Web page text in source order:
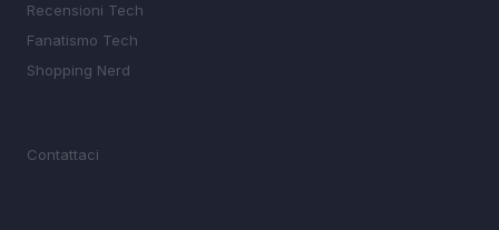
Recensioni Tech
Fanatismo Tech
Shopping Nerd
Contattaci